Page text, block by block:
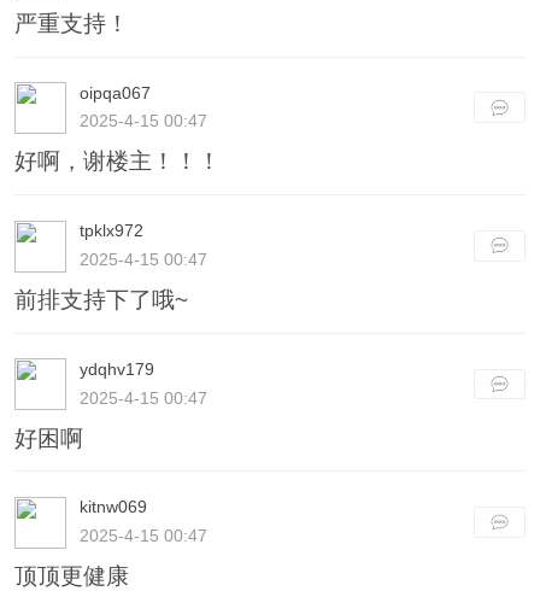
严重支持！
oipqa067
2025-4-15 00:47
好啊，谢楼主！！！
tpklx972
2025-4-15 00:47
前排支持下了哦~
ydqhv179
2025-4-15 00:47
好困啊
kitnw069
2025-4-15 00:47
顶顶更健康